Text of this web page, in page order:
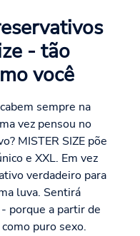
- tão
você
sempre na
vez pensou no
MISTER SIZE põe
e XXL. Em vez
verdadeiro para
luva. Sentirá
porque a partir de
puro sexo.